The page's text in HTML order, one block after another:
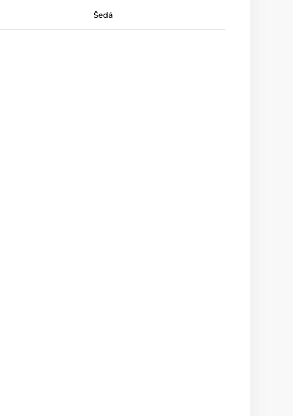
Šedá